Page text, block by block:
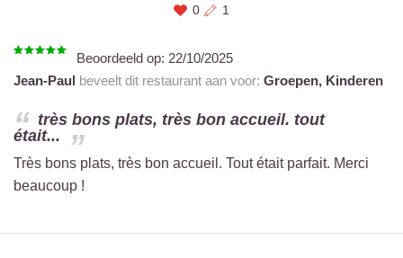
0 1
Beoordeeld op: 22/10/2025
Jean-Paul beveelt dit restaurant aan voor: Groepen, Kinderen
très bons plats, très bon accueil. tout
était...
Très bons plats, très bon accueil. Tout était parfait. Merci
beaucoup !